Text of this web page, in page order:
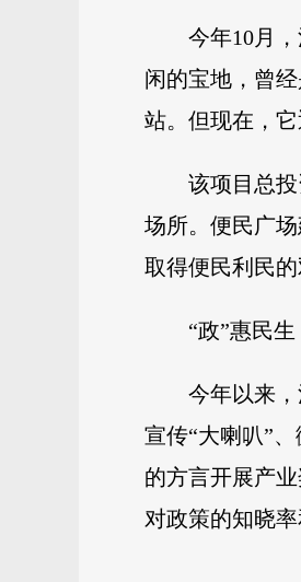
今年10月
闲的宝地，曾
站。但现在，它
该项目总
场所。便民广
取得便民利民的
“政”惠民
今年以来
宣传“大喇叭”
的方言开展产
对政策的知晓率